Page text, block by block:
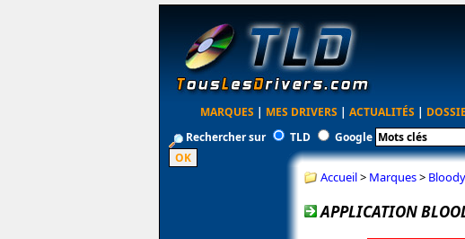
MARQUES | MES DRIVERS | ACTUALITÉS |
Rechercher sur
TLD Google
Accueil> Marques> Bloody
APPLICATION